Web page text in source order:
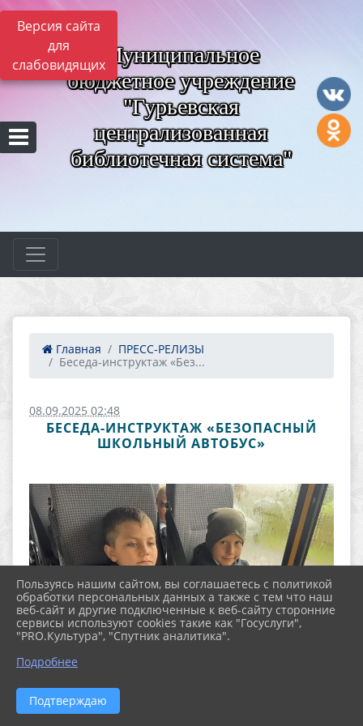
Версия сайта
для
слабовидящих Муниципальное
бюджетное учреждение
"Гурьевская
централизованная
библиотечная система"
Главная
ПРЕСС-РЕЛИЗЫ
Беседа-инструктаж «Без...
08.09.2025 02:48
БЕСЕДА-ИНСТРУКТАЖ «БЕЗОПАСНЫЙ
ШКОЛЬНЫЙ АВТОБУС»
Пользуясь нашим сайтом, вы соглашаетесь с политикой
обработки персональных данных а также с тем что наш
веб-сайт и другие подключенные к веб-сайту сторонние
сервисы используют cookies такие как "Госуслуги",
"PRO.Культура", "Спутник аналитика".
Подробнее
Подтверждаю